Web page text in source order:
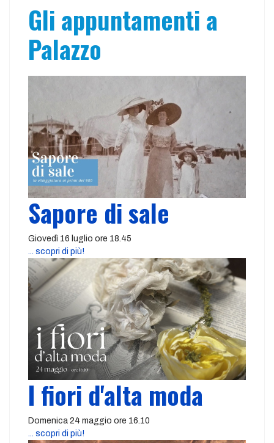
Gli appuntamenti a
Palazzo
Sapore di sale
Giovedì 16 luglio ore 18.45
... scopri di più!
I fiori d'alta moda
Domenica 24 maggio ore 16.10
... scopri di più!